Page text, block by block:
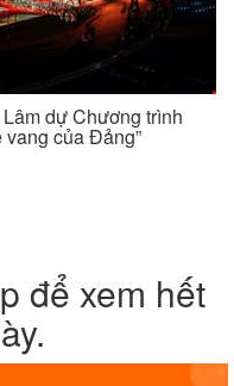
dự Chương trình
vang của Đảng”
để xem hết